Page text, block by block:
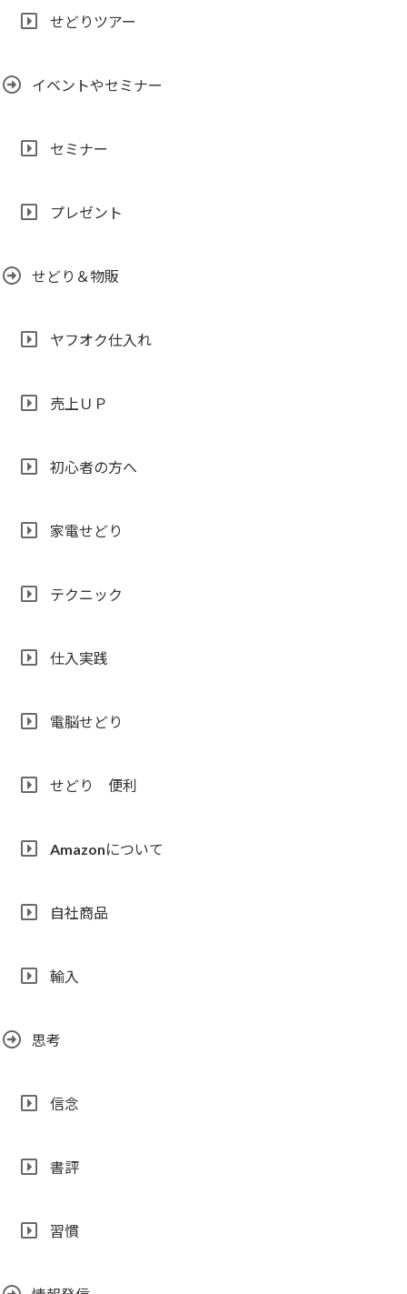
せどりツアー
イベントやセミナー
セミナー
プレゼント
せどり＆物販
ヤフオク仕入れ
売上ＵＰ
初心者の方へ
家電せどり
テクニック
仕入実践
電脳せどり
せどり 便利
Amazonについて
自社商品
輸入
思考
信念
書評
習慣